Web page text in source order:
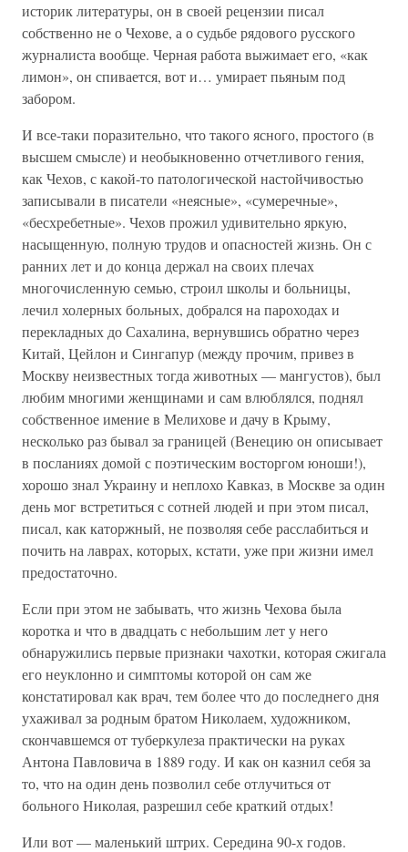
историк литературы, он в своей рецензии писал
собственно не о Чехове, а о судьбе рядового русского
журналиста вообще. Черная работа выжимает его, «как
лимон», он спивается, вот и… умирает пьяным под
забором.
И все-таки поразительно, что такого ясного, простого (в
высшем смысле) и необыкновенно отчетливого гения,
как Чехов, с какой-то патологической настойчивостью
записывали в писатели «неясные», «сумеречные»,
«бесхребетные». Чехов прожил удивительно яркую,
насыщенную, полную трудов и опасностей жизнь. Он с
ранних лет и до конца держал на своих плечах
многочисленную семью, строил школы и больницы,
лечил холерных больных, добрался на пароходах и
перекладных до Сахалина, вернувшись обратно через
Китай, Цейлон и Сингапур (между прочим, привез в
Москву неизвестных тогда животных — мангустов), был
любим многими женщинами и сам влюблялся, поднял
собственное имение в Мелихове и дачу в Крыму,
несколько раз бывал за границей (Венецию он описывает
в посланиях домой с поэтическим восторгом юноши!),
хорошо знал Украину и неплохо Кавказ, в Москве за один
день мог встретиться с сотней людей и при этом писал,
писал, как каторжный, не позволяя себе расслабиться и
почить на лаврах, которых, кстати, уже при жизни имел
предостаточно.
Если при этом не забывать, что жизнь Чехова была
коротка и что в двадцать с небольшим лет у него
обнаружились первые признаки чахотки, которая сжигала
его неуклонно и симптомы которой он сам же
констатировал как врач, тем более что до последнего дня
ухаживал за родным братом Николаем, художником,
скончавшемся от туберкулеза практически на руках
Антона Павловича в 1889 году. И как он казнил себя за
то, что на один день позволил себе отлучиться от
больного Николая, разрешил себе краткий отдых!
Или вот — маленький штрих. Середина 90-х годов.